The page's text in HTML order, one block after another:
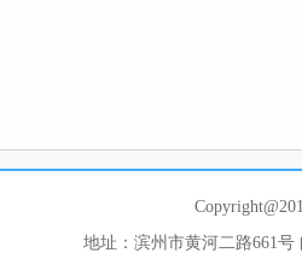
地址：滨州市黄河二路661号